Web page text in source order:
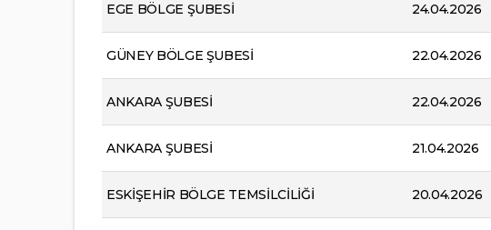
EGE BÖLGE ŞUBESİ 24.04.2026
GÜNEY BÖLGE ŞUBESİ 22.04.2026
ANKARA ŞUBESİ 22.04.2026
ANKARA ŞUBESİ 21.04.2026
ESKİŞEHİR BÖLGE TEMSİLCİLİĞİ 20.04.2026